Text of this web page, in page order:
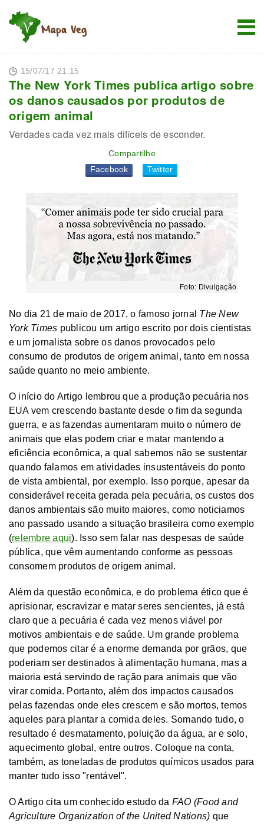
15/07/17 21:15
The New York Times publica artigo sobre
os danos causados por produtos de
origem animal
Verdades cada vez mais difíceis de esconder.
Compartilhe
Facebook Twitter
Foto: Divulgação
No dia 21 de maio de 2017, o famoso jornal The New
York Times publicou um artigo escrito por dois cientistas
e um jornalista sobre os danos provocados pelo
consumo de produtos de origem animal, tanto em nossa
saúde quanto no meio ambiente.
O início do Artigo lembrou que a produção pecuária nos
EUA vem crescendo bastante desde o fim da segunda
guerra, e as fazendas aumentaram muito o número de
animais que elas podem criar e matar mantendo a
eficiência econômica, a qual sabemos não se sustentar
quando falamos em atividades insustentáveis do ponto
de vista ambiental, por exemplo. Isso porque, apesar da
considerável receita gerada pela pecuária, os custos dos
danos ambientais são muito maiores, como noticiamos
ano passado usando a situação brasileira como exemplo
(relembre aqui). Isso sem falar nas despesas de saúde
pública, que vêm aumentando conforme as pessoas
consomem produtos de origem animal.
Além da questão econômica, e do problema ético que é
aprisionar, escravizar e matar seres sencientes, já está
claro que a pecuária é cada vez menos viável por
motivos ambientais e de saúde. Um grande problema
que podemos citar é a enorme demanda por grãos, que
poderiam ser destinados à alimentação humana, mas a
maioria está servindo de ração para animais que vão
virar comida. Portanto, além dos impactos causados
pelas fazendas onde eles crescem e são mortos, temos
aqueles para plantar a comida deles. Somando tudo, o
resultado é desmatamento, poluição da água, ar e solo,
aquecimento global, entre outros. Coloque na conta,
também, as toneladas de produtos químicos usados para
manter tudo isso "rentável".
O Artigo cita um conhecido estudo da FAO (Food and
Agriculture Organization of the United Nations) que